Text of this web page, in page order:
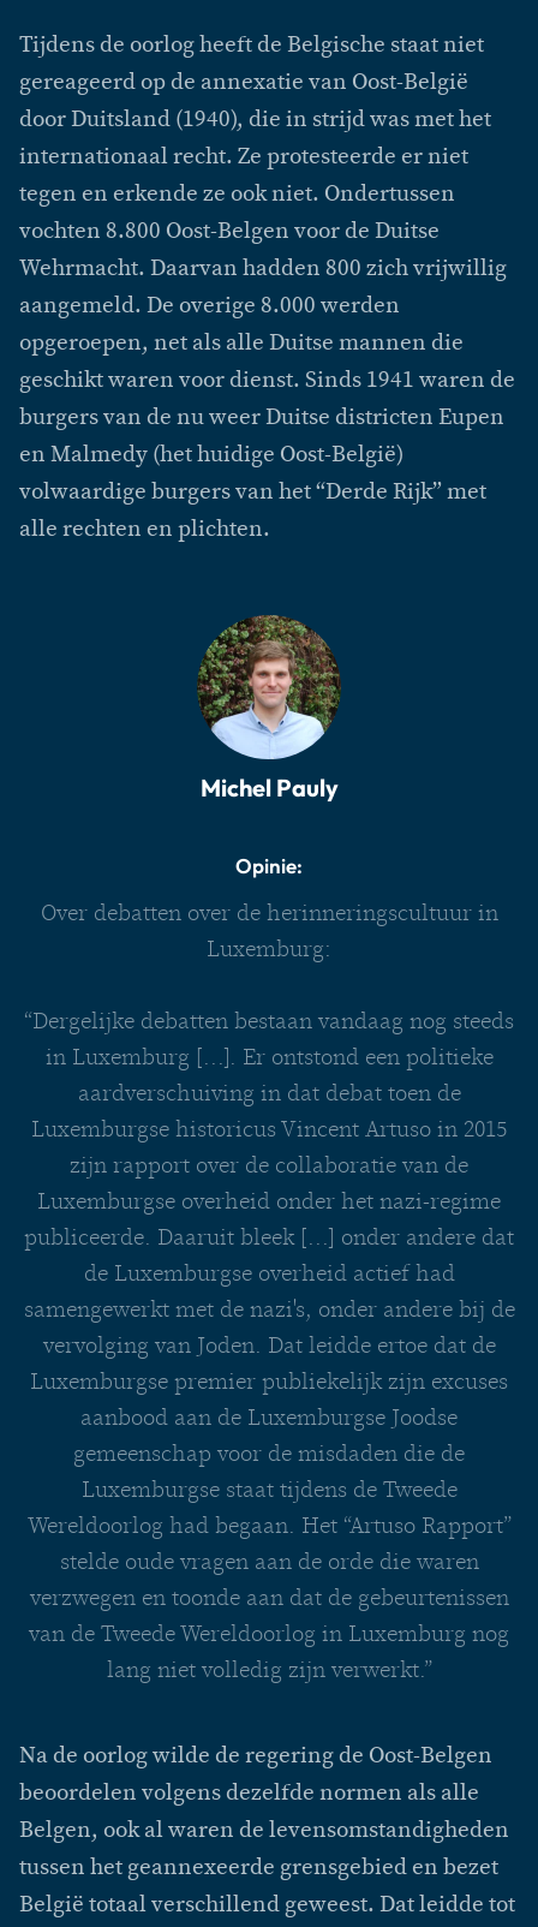
Tijdens de oorlog heeft de Belgische staat niet
gereageerd op de annexatie van Oost-België
door Duitsland (1940), die in strijd was met het
internationaal recht. Ze protesteerde er niet
tegen en erkende ze ook niet. Ondertussen
vochten 8.800 Oost-Belgen voor de Duitse
Wehrmacht. Daarvan hadden 800 zich vrijwillig
aangemeld. De overige 8.000 werden
opgeroepen, net als alle Duitse mannen die
geschikt waren voor dienst. Sinds 1941 waren de
burgers van de nu weer Duitse districten Eupen
en Malmedy (het huidige Oost-België)
volwaardige burgers van het “Derde Rijk” met
alle rechten en plichten.
Michel Pauly
Opinie:
Over debatten over de herinneringscultuur in
Luxemburg:
“Dergelijke debatten bestaan vandaag nog steeds
in Luxemburg [...]. Er ontstond een politieke
aardverschuiving in dat debat toen de
Luxemburgse historicus Vincent Artuso in 2015
zijn rapport over de collaboratie van de
Luxemburgse overheid onder het nazi-regime
publiceerde. Daaruit bleek [...] onder andere dat
de Luxemburgse overheid actief had
samengewerkt met de nazi's, onder andere bij de
vervolging van Joden. Dat leidde ertoe dat de
Luxemburgse premier publiekelijk zijn excuses
aanbood aan de Luxemburgse Joodse
gemeenschap voor de misdaden die de
Luxemburgse staat tijdens de Tweede
Wereldoorlog had begaan. Het “Artuso Rapport”
stelde oude vragen aan de orde die waren
verzwegen en toonde aan dat de gebeurtenissen
van de Tweede Wereldoorlog in Luxemburg nog
lang niet volledig zijn verwerkt.”
Na de oorlog wilde de regering de Oost-Belgen
beoordelen volgens dezelfde normen als alle
Belgen, ook al waren de levensomstandigheden
tussen het geannexeerde grensgebied en bezet
België totaal verschillend geweest. Dat leidde tot